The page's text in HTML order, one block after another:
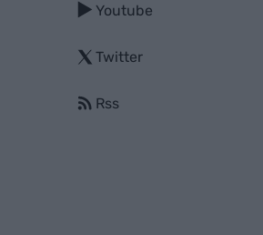
Youtube
Twitter
Rss